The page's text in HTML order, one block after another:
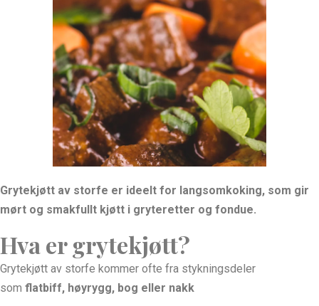
Grytekjøtt av storfe er ideelt for langsomkoking, som gir
mørt og smakfullt kjøtt i gryteretter og fondue.
Hva er grytekjøtt?
Grytekjøtt av storfe kommer ofte fra stykningsdeler
som flatbiff, høyrygg, bog eller nakk